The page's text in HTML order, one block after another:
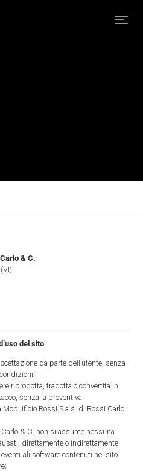
& C.
del sito
da parte dell’utente, senza
riprodotta, tradotta o convertita in
senza la preventiva
Rossi S.a.s. di Rossi Carlo
& C. non si assume nessuna
direttamente o indirettamente
software contenuti nel sito